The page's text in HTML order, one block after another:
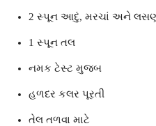
2 સ્પૂન આદું, મરચાં અને લસણ
1 સ્પૂન તલ
નમક ટેસ્ટ મુજબ
હળદર કલર પૂરતી
તેલ તળવા માટે